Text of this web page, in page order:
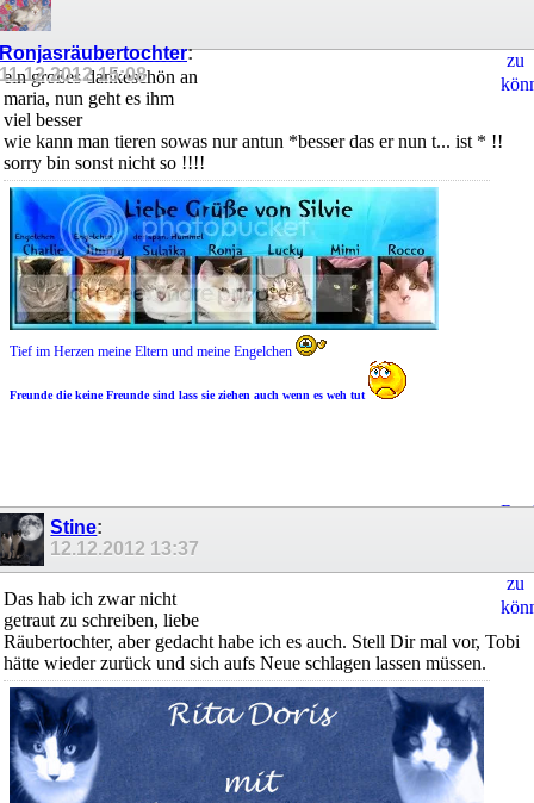
zu
Ronjasräubertochter:
11.12.201215:08
ein großes dankeschön an
maria, nun geht es ihm
viel besser
wie kann man tieren sowas nur antun *besser das er nun t... ist * !!
sorry bin sonst nicht so !!!!
Tief im Herzen meine Eltern und meine Engelchen
Freunde die keine Freunde sind lass sie ziehen auch wenn es weh tut
zu
Stine:
12.12.2012 13:37
Das hab ich zwar nicht
getraut zu schreiben, liebe
Räubertochter, aber gedacht habe ich es auch. Stell Dir mal vor, Tobi
hätte wieder zurück und sich aufs Neue schlagen lassen müssen.